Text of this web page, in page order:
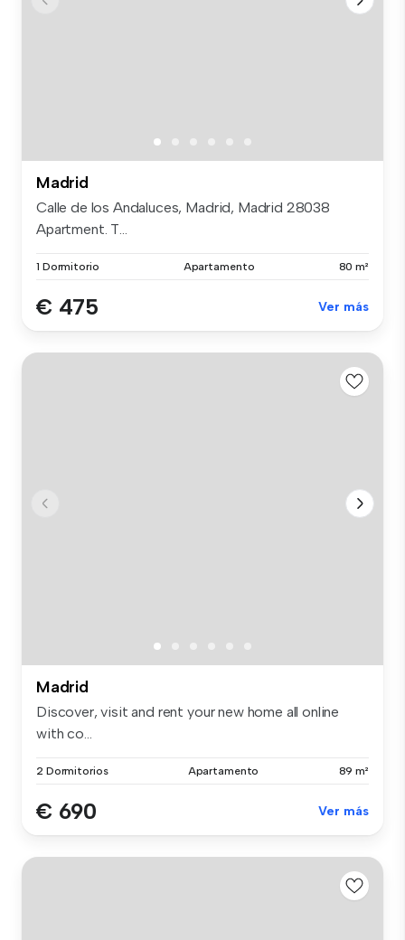
Madrid
Calle de los Andaluces, Madrid, Madrid 28038
Apartment. T...
1 Dormitorio Apartamento 80 m²
€ 475 Ver más
Madrid
Discover, visit and rent your new home all online
with co...
2 Dormitorios Apartamento 89 m²
€ 690 Ver más